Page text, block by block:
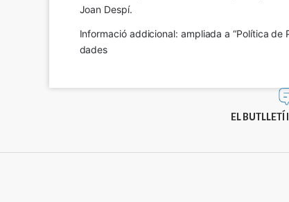
Joan Despí.
Informació addicional: ampliada a “Política
dades
EL